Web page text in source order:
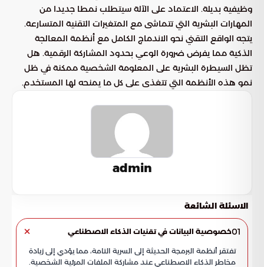
وظيفية بديلة. الاعتماد على الآلة سيتطلب نمطا جديدا من
المهارات البشرية التي تتماشى مع المتغيرات التقنية المتسارعة.
يتجه الواقع التقني نحو الاندماج الكامل مع أنظمة المعالجة
الذكية مما يفرض ضرورة الوعي بحدود المشاركة الرقمية. هل
تظل السيطرة البشرية على المعلومة الشخصية ممكنة في ظل
نمو هذه الأنظمة التي تتغذى على كل ما يمنحه لها المستخدم.
admin
الاسئلة الشائعة
01خصوصية البيانات في تقنيات الذكاء الاصطناعي
تفتقر أنظمة البرمجة الحديثة إلى السرية التامة، مما يؤدي إلى زيادة
مخاطر الذكاء الاصطناعي عند مشاركة الملفات المرئية الشخصية.